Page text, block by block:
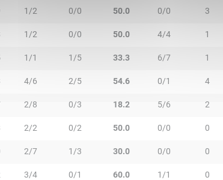
1/2 0/0 50.0 0/0 3
1/2 0/0 50.0 4/4 1
1/1 1/5 33.3 6/7 1
4/6 2/5 54.6 0/1 4
2/8 0/3 18.2 5/6 2
2/2 0/2 50.0 0/0 0
2/7 1/3 30.0 0/0 0
3/4 0/1 60.0 1/1 0